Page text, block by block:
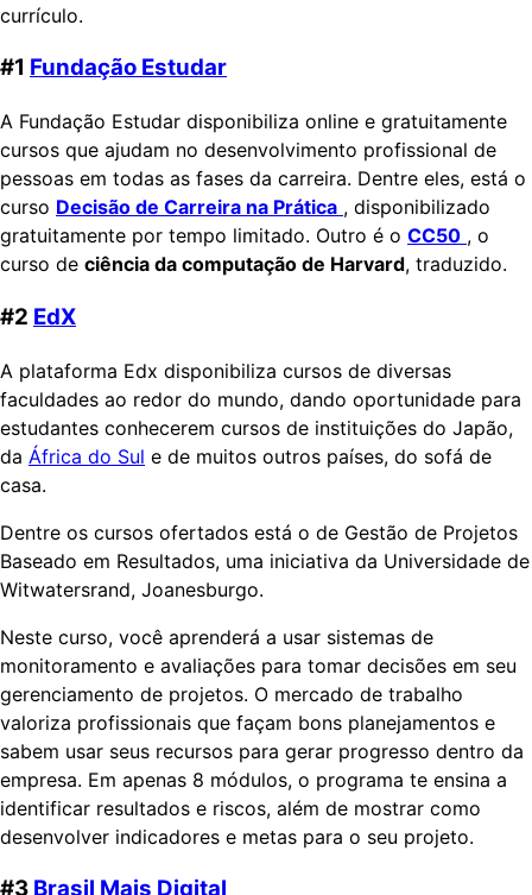
currículo.
#1 Fundação Estudar
A Fundação Estudar disponibiliza online e gratuitamente
cursos que ajudam no desenvolvimento profissional de
pessoas em todas as fases da carreira. Dentre eles, está o
curso Decisão de Carreira na Prática , disponibilizado
gratuitamente por tempo limitado. Outro é o CC50 , o
curso de ciência da computação de Harvard, traduzido.
#2 EdX
A plataforma Edx disponibiliza cursos de diversas
faculdades ao redor do mundo, dando oportunidade para
estudantes conhecerem cursos de instituições do Japão,
da África do Sul e de muitos outros países, do sofá de
casa.
Dentre os cursos ofertados está o de Gestão de Projetos
Baseado em Resultados, uma iniciativa da Universidade de
Witwatersrand, Joanesburgo.
Neste curso, você aprenderá a usar sistemas de
monitoramento e avaliações para tomar decisões em seu
gerenciamento de projetos. O mercado de trabalho
valoriza profissionais que façam bons planejamentos e
sabem usar seus recursos para gerar progresso dentro da
empresa. Em apenas 8 módulos, o programa te ensina a
identificar resultados e riscos, além de mostrar como
desenvolver indicadores e metas para o seu projeto.
#3 Brasil Mais Digital